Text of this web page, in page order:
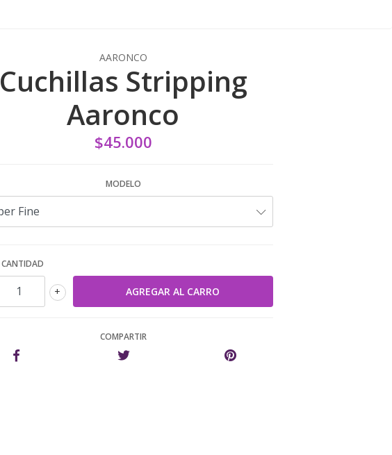
AARONCO
Cuchillas Stripping
Aaronco
$45.000
MODELO
CANTIDAD
+
COMPARTIR